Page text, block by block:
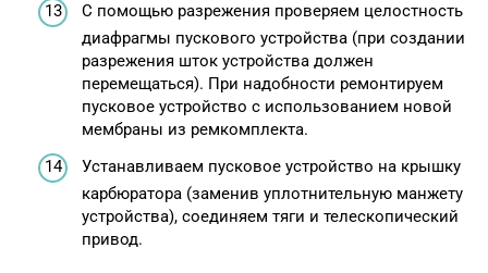
С помощью разрежения проверяем целостность
диафрагмы пускового устройства (при создании
разрежения шток устройства должен
перемещаться). При надобности ремонтируем
пусковое устройство с использованием новой
мембраны из ремкомплекта.
Устанавливаем пусковое устройство на крышку
карбюратора (заменив уплотнительную манжету
устройства), соединяем тяги и телескопический
привод.